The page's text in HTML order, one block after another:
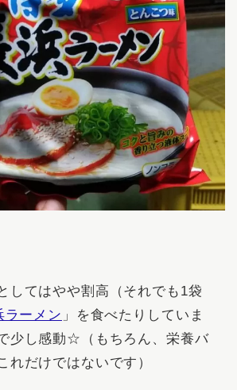
してはやや割高（それでも1袋
ラーメン 」を食べたりしていま
少し感動☆（もちろん、栄養バ
れだけではないです）